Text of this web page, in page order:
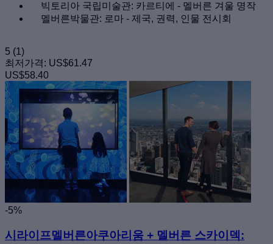
빅토리아 국립미술관: 카르티에 - 멜버른 겨울 명작
멜버른박물관: 로마 - 제국, 권력, 인물 전시회
5 (1)
최저가격: US$61.47
US$58.40
-5%
시라이프멜버른아쿠아리움 + 멜버른 스카이덱: